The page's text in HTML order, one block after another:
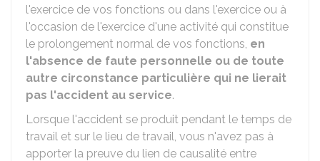
l'exercice de vos fonctions ou dans l'exercice ou à
l'occasion de l'exercice d'une activité qui constitue
le prolongement normal de vos fonctions, en
l'absence de faute personnelle ou de toute
autre circonstance particulière qui ne lierait
pas l'accident au service.
Lorsque l'accident se produit pendant le temps de
travail et sur le lieu de travail, vous n'avez pas à
apporter la preuve du lien de causalité entre